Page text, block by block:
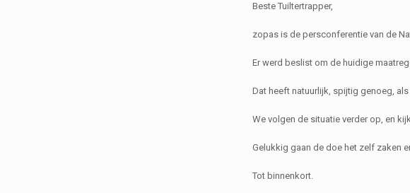
Beste Tuiltertrapper,
zopas is de persconferentie van de
Er werd beslist om de huidige
Dat heeft natuurlijk, spijtig genoeg,
We volgen de situatie verder op, en
Gelukkig gaan de doe het zelf zaken
Tot binnenkort.